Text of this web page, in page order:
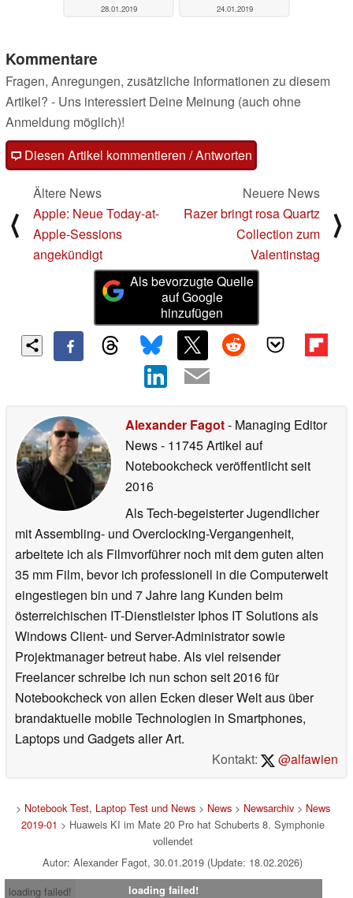
28.01.2019 24.01.2019
Kommentare
Fragen, Anregungen, zusätzliche Informationen zu diesem
Artikel? - Uns interessiert Deine Meinung (auch ohne
Anmeldung möglich)!
Diesen Artikel kommentieren / Antworten
⟨
Ältere News
Apple: Neue Today-at-
Apple-Sessions
angekündigt
Neuere News
Razer bringt rosa Quartz
Collection zum
Valentinstag
⟩
Als bevorzugte Quelle
auf Google
hinzufügen
Alexander Fagot- Managing Editor
News- 11745 Artikel auf
Notebookcheck veröffentlichtseit
2016
Als Tech-begeisterter Jugendlicher
mit Assembling- und Overclocking-Vergangenheit,
arbeitete ich als Filmvorführer noch mit dem guten alten
35 mm Film, bevor ich professionell in die Computerwelt
eingestiegen bin und 7 Jahre lang Kunden beim
österreichischen IT-Dienstleister Iphos IT Solutions als
Windows Client- und Server-Administrator sowie
Projektmanager betreut habe. Als viel reisender
Freelancer schreibe ich nun schon seit 2016 für
Notebookcheck von allen Ecken dieser Welt aus über
brandaktuelle mobile Technologien in Smartphones,
Laptops und Gadgets aller Art.
Kontakt:
@alfawien
> Notebook Test, Laptop Test und News> News> Newsarchiv> News
2019-01 > Huaweis KI im Mate 20 Pro hat Schuberts 8. Symphonie
vollendet
Autor: Alexander Fagot, 30.01.2019 (Update: 18.02.2026)
loading failed!
loading failed!